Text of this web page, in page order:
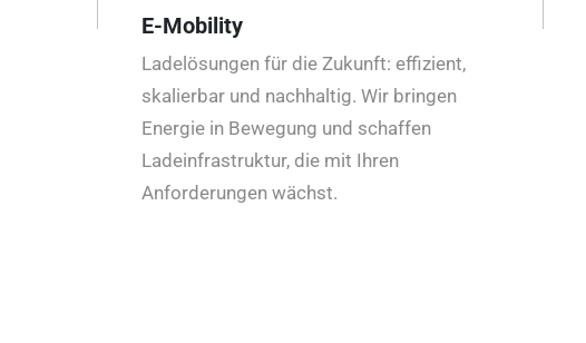
E-Mobility
Ladelösungen für die Zukunft: effizient,
skalierbar und nachhaltig. Wir bringen
Energie in Bewegung und schaffen
Ladeinfrastruktur, die mit Ihren
Anforderungen wächst.